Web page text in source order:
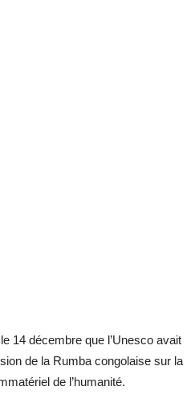
14 décembre que l’Unesco avait
de la Rumba congolaise sur la
de l’humanité.